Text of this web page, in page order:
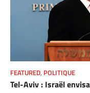
FEATURED, POLITIQUE
Tel-Aviv : Israël